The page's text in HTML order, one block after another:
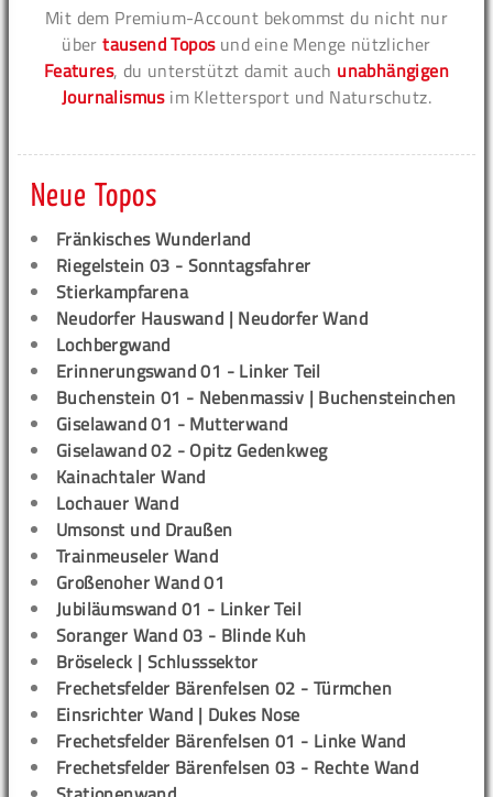
Mit dem Premium-Account bekommst du nicht nur
übertausend Toposund eine Menge nützlicher
Features, du unterstützt damit auch unabhängigen
Journalismusim Klettersport und Naturschutz.
Neue Topos
Fränkisches Wunderland
Riegelstein 03 - Sonntagsfahrer
Stierkampfarena
Neudorfer Hauswand | Neudorfer Wand
Lochbergwand
Erinnerungswand 01 - Linker Teil
Buchenstein 01 - Nebenmassiv | Buchensteinchen
Giselawand 01 - Mutterwand
Giselawand 02 - Opitz Gedenkweg
Kainachtaler Wand
Lochauer Wand
Umsonst und Draußen
Trainmeuseler Wand
Großenoher Wand 01
Jubiläumswand 01 - Linker Teil
Soranger Wand 03 - Blinde Kuh
Bröseleck | Schlusssektor
Frechetsfelder Bärenfelsen 02 - Türmchen
Einsrichter Wand | Dukes Nose
Frechetsfelder Bärenfelsen 01 - Linke Wand
Frechetsfelder Bärenfelsen 03 - Rechte Wand